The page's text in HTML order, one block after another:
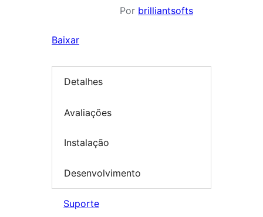
Por brilliantsofts
Baixar
Detalhes
Avaliações
Instalação
Desenvolvimento
Suporte